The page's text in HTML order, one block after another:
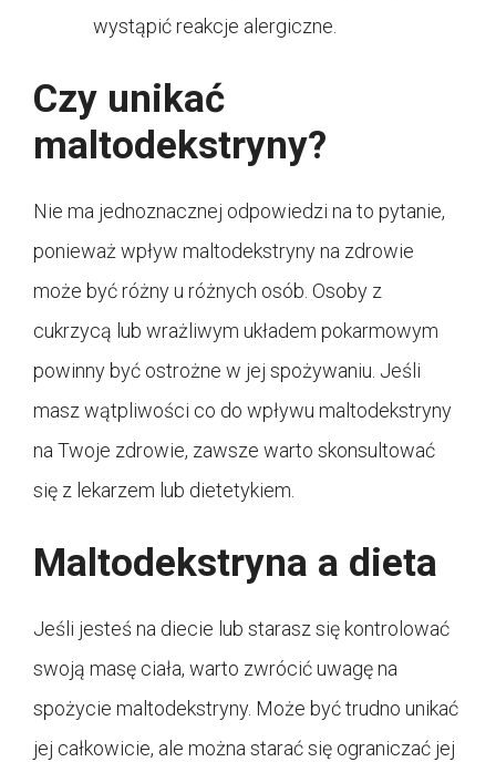
wystąpić reakcje alergiczne.
Czy unikać
maltodekstryny?
Nie ma jednoznacznej odpowiedzi na to pytanie,
ponieważ wpływ maltodekstryny na zdrowie
może być różny u różnych osób. Osoby z
cukrzycą lub wrażliwym układem pokarmowym
powinny być ostrożne w jej spożywaniu. Jeśli
masz wątpliwości co do wpływu maltodekstryny
na Twoje zdrowie, zawsze warto skonsultować
się z lekarzem lub dietetykiem.
Maltodekstryna a dieta
Jeśli jesteś na diecie lub starasz się kontrolować
swoją masę ciała, warto zwrócić uwagę na
spożycie maltodekstryny. Może być trudno unikać
jej całkowicie, ale można starać się ograniczać jej